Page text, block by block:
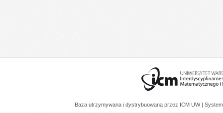
Baza utrzymywana i dystrybuowana przez ICM UW |